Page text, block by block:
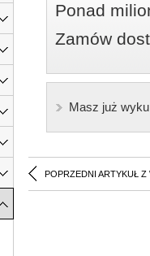
Ponad
Zamów
Masz już
POPRZEDNI ARTYKUŁ Z